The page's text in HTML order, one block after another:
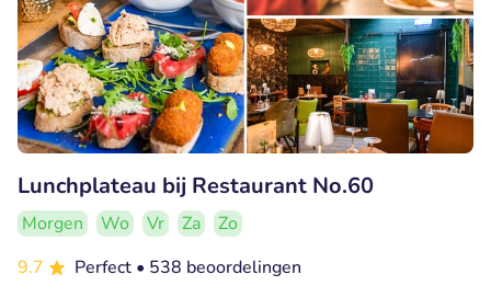
Lunchplateau bij Restaurant No.60
Morgen Wo Vr Za
Zo
9.7
Perfect • 538 beoordelingen